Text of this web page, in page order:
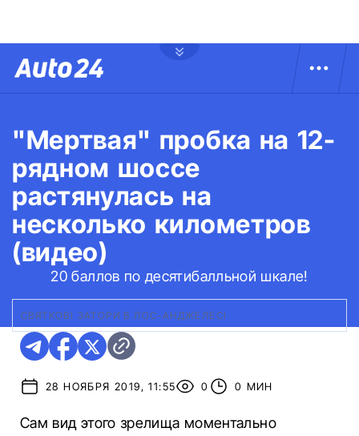
"Мертвая" пробка на 12-
рядном шоссе
растянулась на
несколько километров
(видео)
20 баллов по десятибалльной шкале!
СВЯТКОВІ ЗАТОРИ В ЛОС-АНДЖЕЛЕСІ
28 НОЯБРЯ 2019, 11:55 0 0 МИН
Сам вид этого зрелища моментально